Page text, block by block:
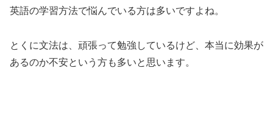
英語の学習方法で悩んでいる方は多いですよね。
とくに文法は、頑張って勉強しているけど、本当に効果が
あるのか不安という方も多いと思います。